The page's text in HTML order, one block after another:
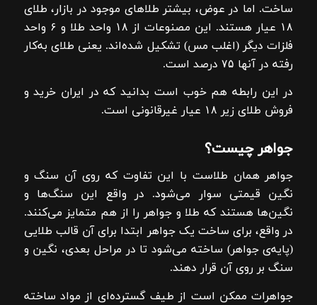
ساخت. اما در عوض، بیشتر طلاهای موجود در بازار، طلای
۱۸ عیار هستند. این مصنوعات از ۱۸ واحد طلا و ۶ واحد
فلزات دیگر (اغلب مس) تشکیل شده‌اند. یعنی طلای به‌کار
رفته در آنها ۷۵ درصد است.
در این رابطه هم خوب است بدانید که در ایران خرید و
فروش طلای زیر ۱۸ عیار غیرقانونی است.
جواهر چیست؟
جواهر همان طلاست با این تفاوت که روی آن سنگ و
نگین قیمتی سوار می‌شود. در واقع این سنگ‌ها و
نگین‌ها هستند که طلا و جواهر را از هم متمایز می‌کنند.
در واقع، برای ساخت یک جواهر ابتدا برای آن قالب طلایی
(پایه‌ی جواهر) ساخته می‌شود تا در مراحل بعدی، نگین و
سنگ بر روی آن قرار دهند.
جواهرات ممکن است از طیف گسترده‌ای از مواد ساخته